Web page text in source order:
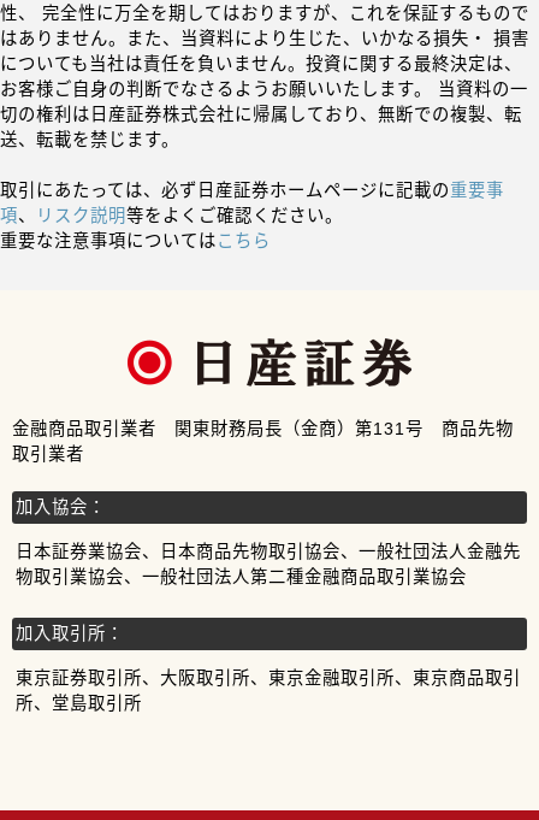
性、 完全性に万全を期してはおりますが、これを保証するもので
はありません。また、当資料により生じた、いかなる損失・ 損害
についても当社は責任を負いません。投資に関する最終決定は、
お客様ご自身の判断でなさるようお願いいたします。 当資料の一
切の権利は日産証券株式会社に帰属しており、無断での複製、転
送、転載を禁じます。
取引にあたっては、必ず日産証券ホームページに記載の重要事
項、 リスク説明等をよくご確認ください。
重要な注意事項についてはこちら
金融商品取引業者 関東財務局長（金商）第131号 商品先物
取引業者
加入協会：
日本証券業協会、日本商品先物取引協会、一般社団法人金融先
物取引業協会、一般社団法人第二種金融商品取引業協会
加入取引所：
東京証券取引所、大阪取引所、東京金融取引所、東京商品取引
所、堂島取引所